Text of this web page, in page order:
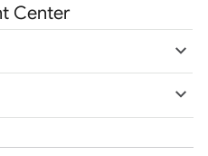
Center